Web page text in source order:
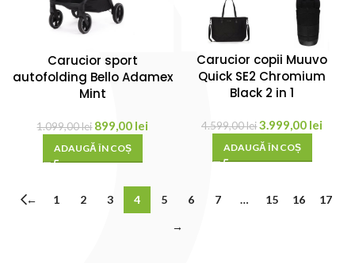
Carucior sport
autofolding Bello Adamex
Mint
1.099,00lei 899,00 lei
ADAUGĂ ÎN COȘ
Carucior copii Muuvo
Quick SE2 Chromium
Black 2 in 1
4.599,00lei3.999,00 lei
ADAUGĂ ÎN COȘ
← 1 2 3 4 5 6 7 … 15 16
17
→